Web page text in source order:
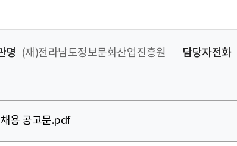
명 (재)전라남도정보문화산업진흥원 담당자전화
용 공고문.pdf